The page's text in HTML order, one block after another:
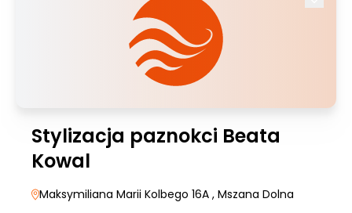
Stylizacja paznokci Beata
Kowal
Maksymiliana Marii Kolbego 16A , Mszana Dolna